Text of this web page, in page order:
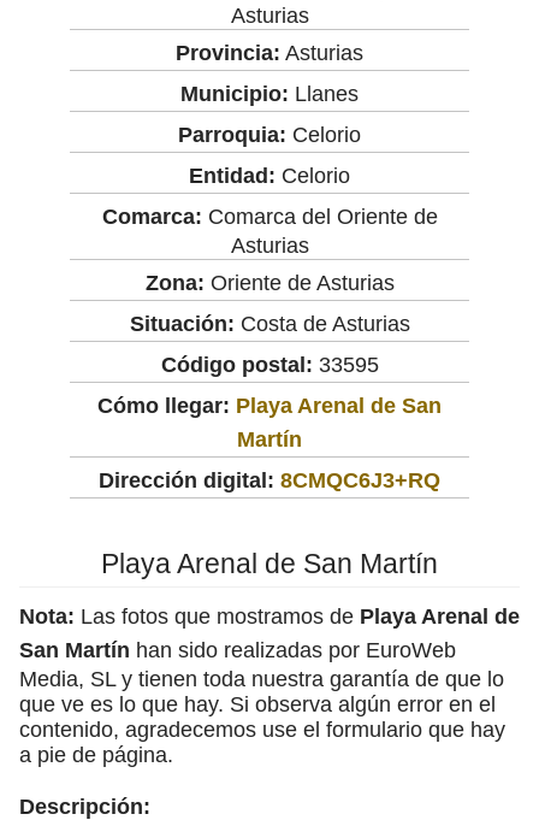
Asturias
Provincia: Asturias
Municipio: Llanes
Parroquia: Celorio
Entidad: Celorio
Comarca: Comarca del Oriente de
Asturias
Zona: Oriente de Asturias
Situación: Costa de Asturias
Código postal: 33595
Cómo llegar: Playa Arenal de San
Martín
Dirección digital: 8CMQC6J3+RQ
Playa Arenal de San Martín
Nota: Las fotos que mostramos de Playa Arenal de
San Martín han sido realizadas por EuroWeb
Media, SL y tienen toda nuestra garantía de que lo
que ve es lo que hay. Si observa algún error en el
contenido, agradecemos use el formulario que hay
a pie de página.
Descripción: